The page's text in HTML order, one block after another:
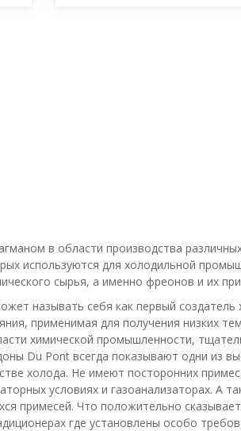
в области производства
используются для холодильной
сырья, а именно фреонов и их
называть себя как первый создатель
применимая для получения низких
химической промышленности,
Du Pont всегда показывают одни из
холода. Не имеют посторонних
условиях и газоанализаторах. А
примесей. Что положительно
где установлены особо